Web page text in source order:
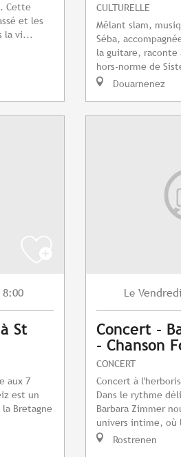
Cette
et les
la vi...
CULTURELLE
Mêlant slam,
Séba,
la guitare, raconte
hors-norme de
Douarnenez
8:00
St
aux 7
est un
Bretagne
Le Vendredi
Concert -
- Chanson
CONCERT
Concert à
Dans le rythme
Barbara Zimmer
univers intime, où
Rostrenen